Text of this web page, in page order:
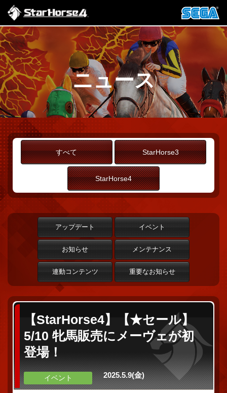
ニュース
すべて StarHorse3
StarHorse4
アップデート イベント
お知らせ メンテナンス
連動コンテンツ 重要なお知らせ
【StarHorse4】【★セール】
5/10 牝馬販売にメーヴェが初
登場！
イベント 2025.5.9(金)